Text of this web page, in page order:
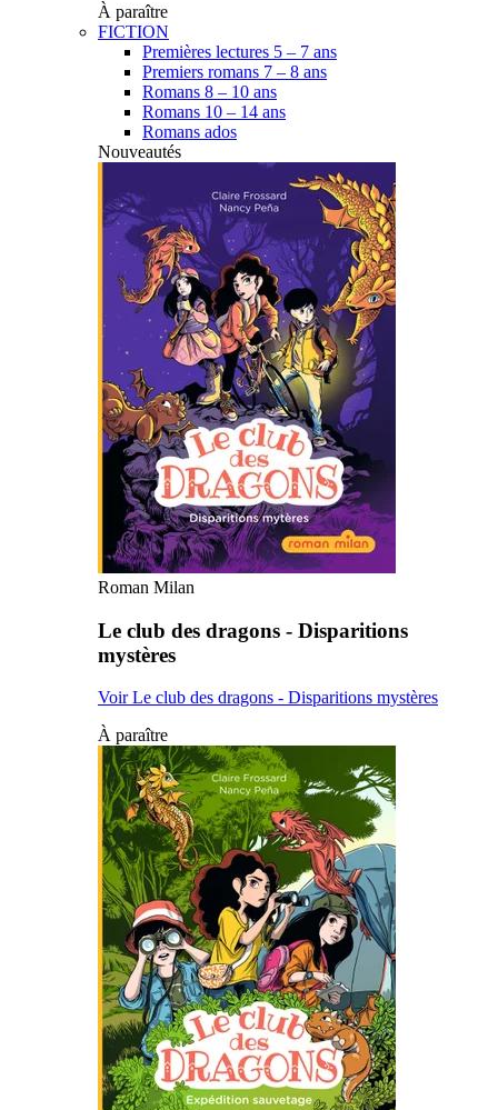
À paraître
FICTION
Premières lectures 5 – 7 ans
Premiers romans 7 – 8 ans
Romans 8 – 10 ans
Romans 10 – 14 ans
Romans ados
Nouveautés
Roman Milan
Le club des dragons - Disparitions
mystères
Voir Le club des dragons - Disparitions mystères
À paraître